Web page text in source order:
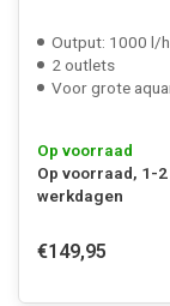
Output: 1000 l/h
2 outlets
Voor grote
Op voorraad
Op voorraad, 1-2
werkdagen
€149,95